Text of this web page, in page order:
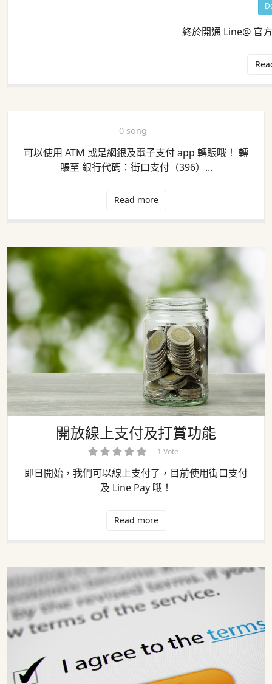
終於開通 Line@ 官
0 song
可以使用 ATM 或是網銀及電子支付 app 轉賬哦！ 轉
賬至 銀行代碼：街口支付（396）...
Read more
開放線上支付及打賞功能
開放線上支付及打賞功能
1 Vote
即日開始，我們可以線上支付了，目前使用街口支付
及 Line Pay 哦！
Read more